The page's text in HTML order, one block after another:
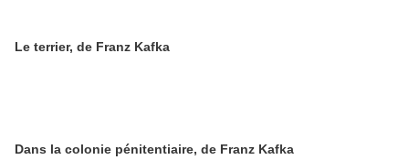
Le terrier, de Franz Kafka
Dans la colonie pénitentiaire, de Franz Kafka